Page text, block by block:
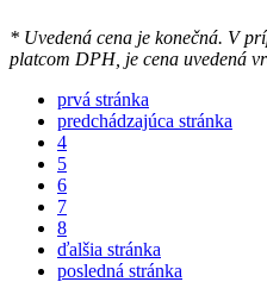
* Uvedená cena je konečná. V
platcom DPH, je cena uvedená
prvá stránka
predchádzajúca stránka
4
5
6
7
8
ďalšia stránka
posledná stránka